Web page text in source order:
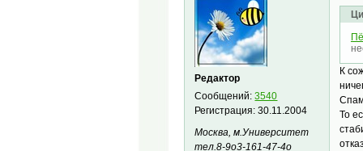
Редактор
Сообщений:3540
Регистрация:30.11.2004
Москва, м.Университет
тел.8-9о3-161-47-4о
К
То